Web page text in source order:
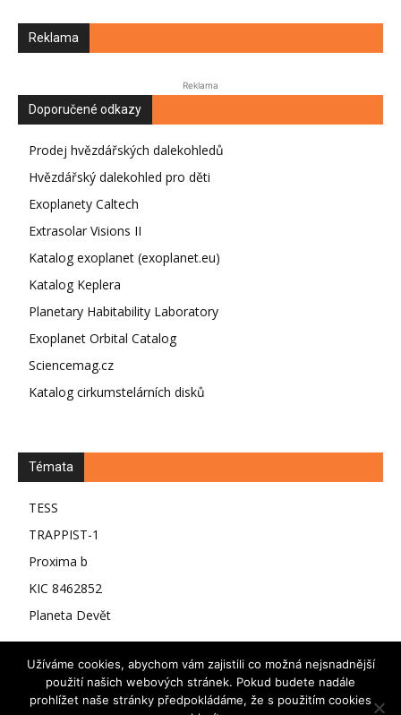
Reklama
Reklama
Doporučené odkazy
Prodej hvězdářských dalekohledů
Hvězdářský dalekohled pro děti
Exoplanety Caltech
Extrasolar Visions II
Katalog exoplanet (exoplanet.eu)
Katalog Keplera
Planetary Habitability Laboratory
Exoplanet Orbital Catalog
Sciencemag.cz
Katalog cirkumstelárních disků
Témata
TESS
TRAPPIST-1
Proxima b
KIC 8462852
Planeta Devět
Užíváme cookies, abychom vám zajistili co možná nejsnadnější
použití našich webových stránek. Pokud budete nadále
prohlížet naše stránky předpokládáme, že s použitím cookies